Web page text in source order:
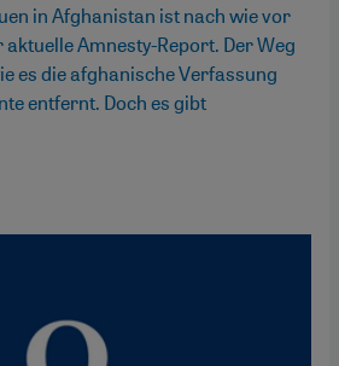
in Afghanistan ist nach wie vor
Amnesty-Report. Der Weg
es die afghanische Verfassung
entfernt. Doch es gibt